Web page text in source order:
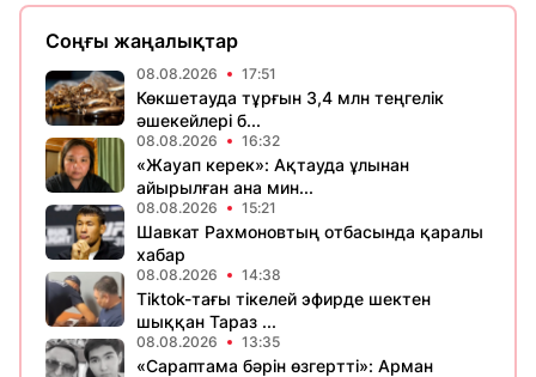
Соңғы жаңалықтар
08.08.2026 17:51
Көкшетауда тұрғын 3,4 млн теңгелік
әшекейлері б...
08.08.2026 16:32
«Жауап керек»: Ақтауда ұлынан
айырылған ана мин...
08.08.2026 15:21
Шавкат Рахмоновтың отбасында қаралы
хабар
08.08.2026 14:38
Tiktok-тағы тікелей эфирде шектен
шыққан Тараз ...
08.08.2026 13:35
«Сараптама бәрін өзгертті»: Арман